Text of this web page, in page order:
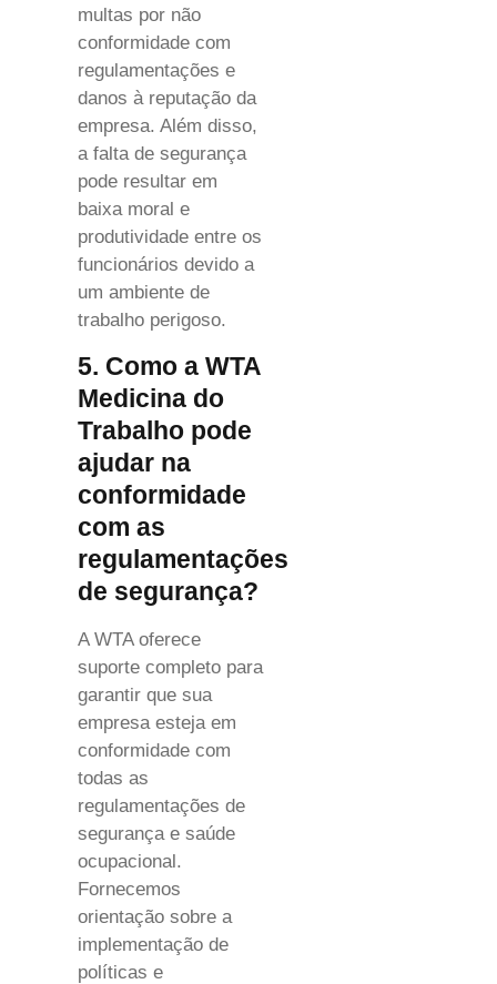
multas por não
conformidade com
regulamentações e
danos à reputação da
empresa. Além disso,
a falta de segurança
pode resultar em
baixa moral e
produtividade entre os
funcionários devido a
um ambiente de
trabalho perigoso.
5. Como a WTA
Medicina do
Trabalho pode
ajudar na
conformidade
com as
regulamentações
de segurança?
A WTA oferece
suporte completo para
garantir que sua
empresa esteja em
conformidade com
todas as
regulamentações de
segurança e saúde
ocupacional.
Fornecemos
orientação sobre a
implementação de
políticas e